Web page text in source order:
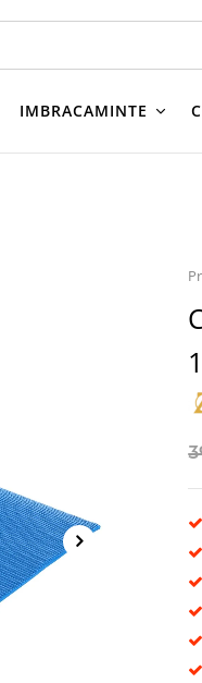
IMBRACAMINTE